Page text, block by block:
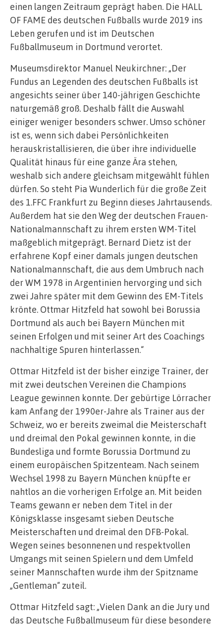
einen langen Zeitraum geprägt haben. Die HALL
OF FAME des deutschen Fußballs wurde 2019 ins
Leben gerufen und ist im Deutschen
Fußballmuseum in Dortmund verortet.
Museumsdirektor Manuel Neukirchner: „Der
Fundus an Legenden des deutschen Fußballs ist
angesichts seiner über 140-jährigen Geschichte
naturgemäß groß. Deshalb fällt die Auswahl
einiger weniger besonders schwer. Umso schöner
ist es, wenn sich dabei Persönlichkeiten
herauskristallisieren, die über ihre individuelle
Qualität hinaus für eine ganze Ära stehen,
weshalb sich andere gleichsam mitgewählt fühlen
dürfen. So steht Pia Wunderlich für die große Zeit
des 1.FFC Frankfurt zu Beginn dieses Jahrtausends.
Außerdem hat sie den Weg der deutschen Frauen-
Nationalmannschaft zu ihrem ersten WM-Titel
maßgeblich mitgeprägt. Bernard Dietz ist der
erfahrene Kopf einer damals jungen deutschen
Nationalmannschaft, die aus dem Umbruch nach
der WM 1978 in Argentinien hervorging und sich
zwei Jahre später mit dem Gewinn des EM-Titels
krönte. Ottmar Hitzfeld hat sowohl bei Borussia
Dortmund als auch bei Bayern München mit
seinen Erfolgen und mit seiner Art des Coachings
nachhaltige Spuren hinterlassen.“
Ottmar Hitzfeld ist der bisher einzige Trainer, der
mit zwei deutschen Vereinen die Champions
League gewinnen konnte. Der gebürtige Lörracher
kam Anfang der 1990er-Jahre als Trainer aus der
Schweiz, wo er bereits zweimal die Meisterschaft
und dreimal den Pokal gewinnen konnte, in die
Bundesliga und formte Borussia Dortmund zu
einem europäischen Spitzenteam. Nach seinem
Wechsel 1998 zu Bayern München knüpfte er
nahtlos an die vorherigen Erfolge an. Mit beiden
Teams gewann er neben dem Titel in der
Königsklasse insgesamt sieben Deutsche
Meisterschaften und dreimal den DFB-Pokal.
Wegen seines besonnenen und respektvollen
Umgangs mit seinen Spielern und dem Umfeld
seiner Mannschaften wurde ihm der Spitzname
„Gentleman“ zuteil.
Ottmar Hitzfeld sagt: „Vielen Dank an die Jury und
das Deutsche Fußballmuseum für diese besondere